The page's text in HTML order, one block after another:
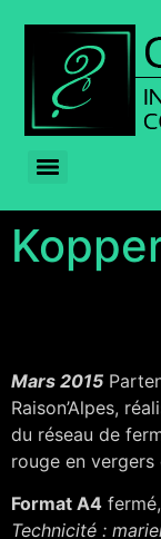
Mars 2015
Raison’Alpes,
du réseau de
rouge en
Format A4
Technicité :